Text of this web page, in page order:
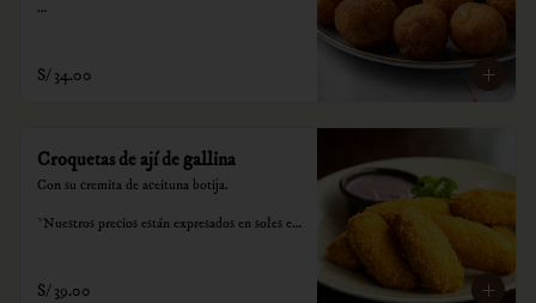
consumo.
S/ 34.00
Croquetas de ají de gallina
Con su cremita de aceituna botija.
*Nuestros precios están expresados en soles e
S/ 39.00